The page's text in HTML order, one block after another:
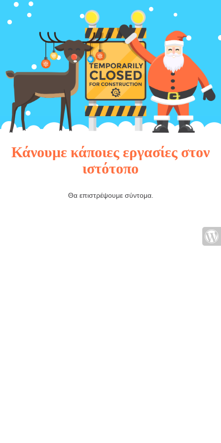
Κάνουμε κάποιες εργασίες στον
ιστότοπο
Θα επιστρέψουμε σύντομα.